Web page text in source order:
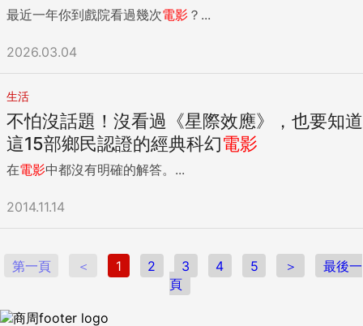
最近一年你到戲院看過幾次電影 ？...
2026.03.04
生活
不怕沒話題！沒看過《星際效應》，也要知道
這15部鄉民認證的經典科幻電影
在電影中都沒有明確的解答。...
2014.11.14
第一頁 ＜ 1 2 3 4 5 ＞
最後一
頁